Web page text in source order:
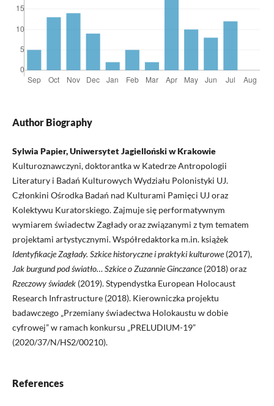
Author Biography
Sylwia Papier, Uniwersytet Jagielloński w Krakowie
Kulturoznawczyni, doktorantka w Katedrze Antropologii
Literatury i Badań Kulturowych Wydziału Polonistyki UJ.
Członkini Ośrodka Badań nad Kulturami Pamięci UJ oraz
Kolektywu Kuratorskiego. Zajmuje się performatywnym
wymiarem świadectw Zagłady oraz związanymi z tym tematem
projektami artystycznymi. Współredaktorka m.in. książek
Identyfikacje Zagłady. Szkice historyczne i praktyki kulturowe(2017),
Jak burgund pod światło… Szkice o Zuzannie Ginczance(2018) oraz
Rzeczowy świadek(2019). Stypendystka European Holocaust
Research Infrastructure (2018). Kierowniczka projektu
badawczego „Przemiany świadectwa Holokaustu w dobie
cyfrowej” w ramach konkursu „PRELUDIUM-19”
(2020/37/N/HS2/00210).
References